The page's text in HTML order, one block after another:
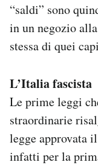
“saldi” sono
in un negozio
stessa di quei
L’Italia fascista
Le prime leggi
straordinarie
legge approvata
infatti per la